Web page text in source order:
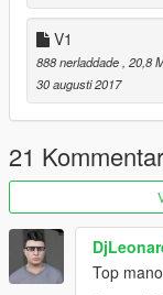
V1
888 nerladdade, 20,8
30 augusti 2017
21
Top mano